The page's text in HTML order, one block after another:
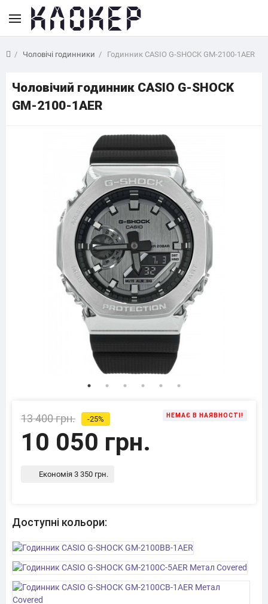
Чоловічі годинники Годинник CASIO G-SHOCK GM-2100-1AER
Чоловічий годинник CASIO G-SHOCK
GM-2100-1AER
13 400 грн. -25%
10 050 грн.
НЕМАЄ В НАЯВНОСТІ!
Економія 3 350 грн.
Доступні кольори: